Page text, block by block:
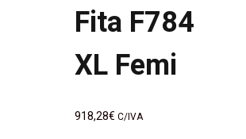
Fita F784
XL Femi
918,28€ C/IVA